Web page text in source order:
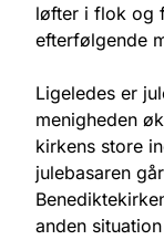
løfter i flok og
efterfølgende
Ligeledes er
menigheden
kirkens store
julebasaren
anden